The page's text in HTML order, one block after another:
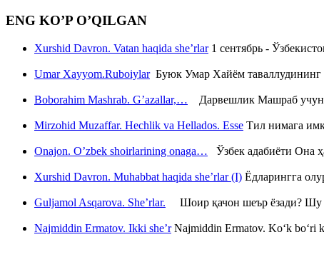
ENG KO’P O’QILGAN
Xurshid Davron. Vatan haqida she’rlar1 сентябрь -
Umar Xayyom.RuboiylarБуюк Умар Хайём таваллудининг
Boborahim Mashrab. G’azallar,… Дарвешлик Машраб учун
Mirzohid Muzaffar. Hechlik va Hellados. Esse Тил нимага
Onajon. O’zbek shoirlarining onaga… Ўзбек адабиёти Она
Xurshid Davron. Muhabbat haqida she’rlar (I) Ёдларингга
Guljamol Asqarova. She’rlar. Шоир қачон шеър ёзади? Шу
Najmiddin Ermatov. Ikki she’rNajmiddin Ermatov. Ko‘k bo‘ri